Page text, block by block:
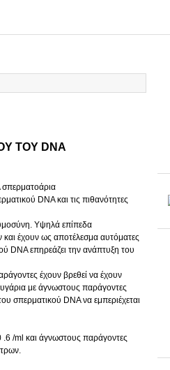
ΤΟΥ DNA
σπερματοάρια
DNA και τις πιθανότητες
Υψηλά επίπεδα
έχουν ως αποτέλεσμα αυτόματες
DNA επηρεάζει την ανάπτυξη του
έχουν βρεθεί να έχουν
με άγνωστους παράγοντες
σπερματικού DNA να εμπεριέχεται
/ml και άγνωστους παράγοντες